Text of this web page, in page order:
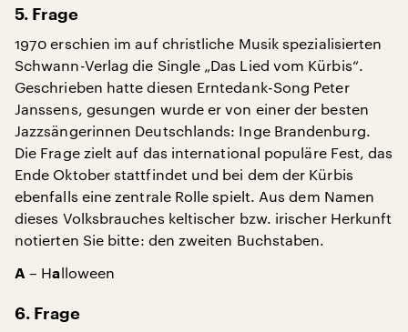
5. Frage
1970 erschien im auf christliche Musik spezialisierten
Schwann-Verlag die Single „Das Lied vom Kürbis“.
Geschrieben hatte diesen Erntedank-Song Peter
Janssens, gesungen wurde er von einer der besten
Jazzsängerinnen Deutschlands: Inge Brandenburg.
Die Frage zielt auf das international populäre Fest, das
Ende Oktober stattfindet und bei dem der Kürbis
ebenfalls eine zentrale Rolle spielt. Aus dem Namen
dieses Volksbrauches keltischer bzw. irischer Herkunft
notierten Sie bitte: den zweiten Buchstaben.
A – Halloween
6. Frage